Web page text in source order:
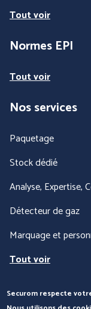
CEPOVETT SAS
Tout voir
Normes EPI
Tout voir
Nos services
Paquetage
Stock dédié
Analyse, Expertise,
Détecteur de gaz
Marquage et
Tout voir
Securom respecte